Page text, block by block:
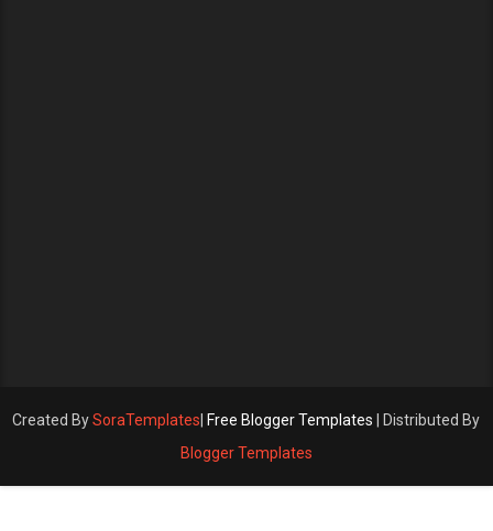
Created BySoraTemplates Free Blogger Templates | Distributed By
Blogger Templates